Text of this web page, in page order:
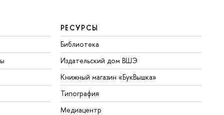
РЕСУРСЫ
Библиотека
Издательский дом ВШЭ
Книжный магазин «БукВышка»
Типография
Медиацентр